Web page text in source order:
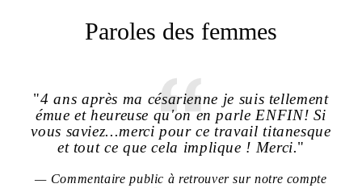
Paroles des femmes
"4 ans après ma césarienne je suis tellement
émue et heureuse qu'on en parle ENFIN! Si
vous saviez...merci pour ce travail titanesque
et tout ce que cela implique ! Merci."
Commentaire public à retrouver sur notre compte